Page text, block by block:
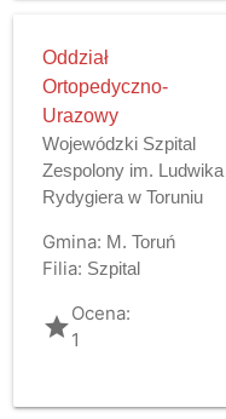
Oddział
Ortopedyczno-
Urazowy
Wojewódzki Szpital
Zespolony im. Ludwika
Rydygiera w Toruniu
Gmina: M. Toruń
Filia: Szpital
gradeOcena:
1